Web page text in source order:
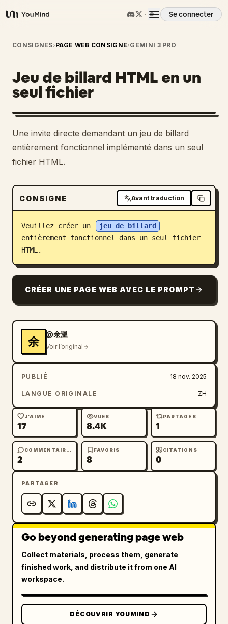
YouMind
Se connecter
Aperçu
Cas d'usage
Compétences
Invites
Télécharger
Blog
Mises à jour
CONSIGNES›PAGE WEB CONSIGNE›GEMINI 3 PRO
Jeu de billard HTML en un
seul fichier
Une invite directe demandant un jeu de billard
entièrement fonctionnel implémenté dans un seul
fichier HTML.
CONSIGNE Avant traduction
Veuillez créer un
jeu de billard
entièrement fonctionnel dans un seul fichier
HTML.
CRÉER UNE PAGE WEB AVEC LE PROMPT
余
@余温
Voir l’original
PUBLIÉ 18 nov. 2025
LANGUE ORIGINALE ZH
J’AIME
17
VUES
8.4K
PARTAGES
1
COMMENTAIRES
2
FAVORIS
8
CITATIONS
0
PARTAGER
Go beyond generating page web
Collect materials, process them, generate
finished work, and distribute it from one AI
workspace.
DÉCOUVRIR YOUMIND